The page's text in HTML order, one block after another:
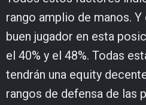
rango amplio de manos.
buen jugador en esta
el 40% y el 48%. Todas
tendrán una equity
rangos de defensa de las